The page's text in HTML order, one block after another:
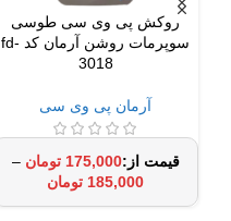
روکش پی وی سی طوسی
سوپرمات روشن آرمان کد fd-
3018
آرمان پی وی سی
175,000 تومان –
185,000 تومان